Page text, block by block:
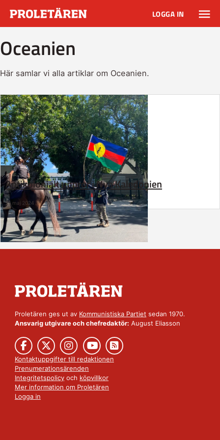
LOGGA IN
Oceanien
Här samlar vi alla artiklar om Oceanien.
Antikolonialt uppror i Nya Kaledonien
21 maj 2024
Proletären ges ut av Kommunistiska Partiet sedan 1970.
Ansvarig utgivare och chefredaktör: August Eliasson
Kontaktuppgifter till redaktionen
Prenumerationsärenden
Integritetspolicy och köpvillkor
Mer information om Proletären
Logga in